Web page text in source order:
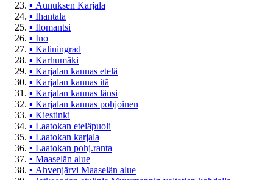
▪ Aunuksen Karjala
▪ Ihantala
▪ Ilomantsi
▪ Ino
▪ Kaliningrad
▪ Karhumäki
▪ Karjalan kannas etelä
▪ Karjalan kannas itä
▪ Karjalan kannas länsi
▪ Karjalan kannas pohjoinen
▪ Kiestinki
▪ Laatokan eteläpuoli
▪ Laatokan karjala
▪ Laatokan pohj.ranta
▪ Maaselän alue
▪ Ahvenjärvi Maaselän alue